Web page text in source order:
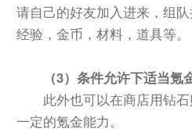
请自己的好友加入进来，组
经验，金币，材料，道具等。
（3）条件允许下适当氪
此外也可以在商店用钻
一定的氪金能力。